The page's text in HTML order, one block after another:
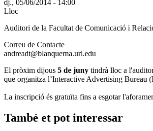
dj., 05/06/2014 - 14:00
Lloc
Auditori de la Facultat de Comunicació i
Correu de Contacte
andreadt@blanquerna.url.edu
El pròxim dijous 5 de juny tindrà lloc a
que organitza l’Interactive Advertising
La inscripció és gratuïta fins a esgotar
També et pot interessar